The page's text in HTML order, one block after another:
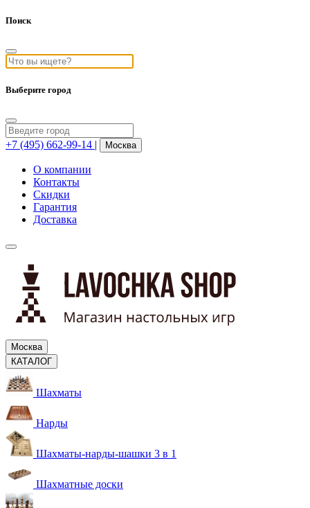
Поиск
Выберите город
+7 (495) 662-99-14 | Москва
О компании
Контакты
Скидки
Гарантия
Доставка
Москва
КАТАЛОГ
Шахматы
Нарды
Шахматы-нарды-шашки 3 в 1
Шахматные доски